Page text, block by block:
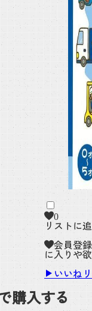
0
リストに
会員登
に入りや
いいね
購入する